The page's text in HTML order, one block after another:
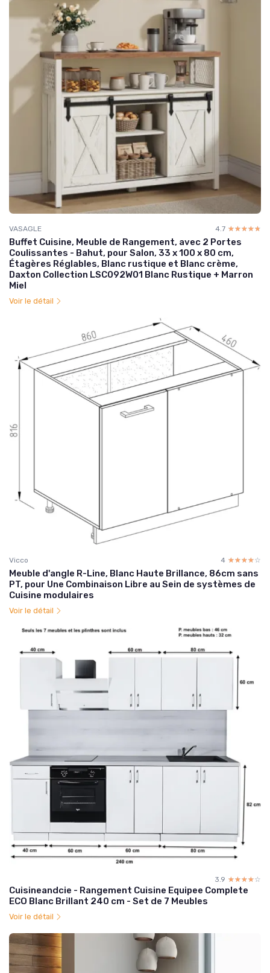
VASAGLE 4.7 ☆☆☆☆☆
★★★★★
Buffet Cuisine, Meuble de Rangement, avec 2 Portes
Coulissantes - Bahut, pour Salon, 33 x 100 x 80 cm,
Étagères Réglables, Blanc rustique et Blanc crème,
Daxton Collection LSC092W01 Blanc Rustique + Marron
Miel
Voir le détail
Vicco 4 ☆☆☆☆☆
★★★★★
Meuble d'angle R-Line, Blanc Haute Brillance, 86cm sans
PT, pour Une Combinaison Libre au Sein de systèmes de
Cuisine modulaires
Voir le détail
3.9 ☆☆☆☆☆
★★★★★
Cuisineandcie - Rangement Cuisine Equipee Complete
ECO Blanc Brillant 240 cm - Set de 7 Meubles
Voir le détail